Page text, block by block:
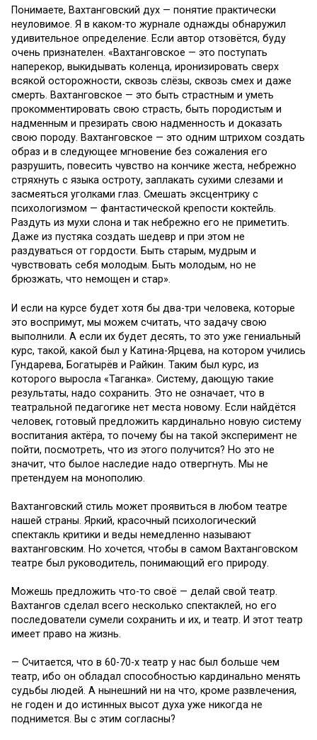
Понимаете, Вахтанговский дух — понятие практически
неуловимое. Я в каком-то журнале однажды обнаружил
удивительное определение. Если автор отзовётся, буду
очень признателен. «Вахтанговское — это поступать
наперекор, выкидывать коленца, иронизировать сверх
всякой осторожности, сквозь слёзы, сквозь смех и даже
смерть. Вахтанговское — это быть страстным и уметь
прокомментировать свою страсть, быть породистым и
надменным и презирать свою надменность и доказать
свою породу. Вахтанговское — это одним штрихом создать
образ и в следующее мгновение без сожаления его
разрушить, повесить чувство на кончике жеста, небрежно
стряхнуть с языка остроту, заплакать сухими слезами и
засмеяться уголками глаз. Смешать эксцентрику с
психологизмом — фантастической крепости коктейль.
Раздуть из мухи слона и так небрежно его не приметить.
Даже из пустяка создать шедевр и при этом не
раздуваться от гордости. Быть старым, мудрым и
чувствовать себя молодым. Быть молодым, но не
брюзжать, что немощен и стар».
И если на курсе будет хотя бы два-три человека, которые
это воспримут, мы можем считать, что задачу свою
выполнили. А если их будет десять, то это уже гениальный
курс, такой, какой был у Катина-Ярцева, на котором учились
Гундарева, Богатырёв и Райкин. Таким был курс, из
которого выросла «Таганка». Систему, дающую такие
результаты, надо сохранить. Это не означает, что в
театральной педагогике нет места новому. Если найдётся
человек, готовый предложить кардинально новую систему
воспитания актёра, то почему бы на такой эксперимент не
пойти, посмотреть, что из этого получится? Но это не
значит, что былое наследие надо отвергнуть. Мы не
претендуем на монополию.
Вахтанговский стиль может проявиться в любом театре
нашей страны. Яркий, красочный психологический
спектакль критики и веды немедленно называют
вахтанговским. Но хочется, чтобы в самом Вахтанговском
театре был руководитель, понимающий его природу.
Можешь предложить что-то своё — делай свой театр.
Вахтангов сделал всего несколько спектаклей, но его
последователи сумели сохранить и их, и театр. И этот театр
имеет право на жизнь.
— Считается, что в 60-70-х театр у нас был больше чем
театр, ибо он обладал способностью кардинально менять
судьбы людей. А нынешний ни на что, кроме развлечения,
не годен и до истинных высот духа уже никогда не
поднимется. Вы с этим согласны?